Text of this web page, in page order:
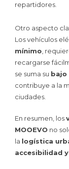
repartidores.
Otro aspecto
Los vehículos
mínimo ,
recargarse
se suma su bajo
contribuye a la
ciudades.
En resumen, los
MOOEVO no
la logística
accesibilidad